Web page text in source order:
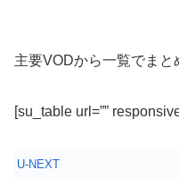
主要VODから一覧でまと
[su_table url=””
U-NEXT